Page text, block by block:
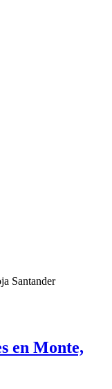
en Monte,